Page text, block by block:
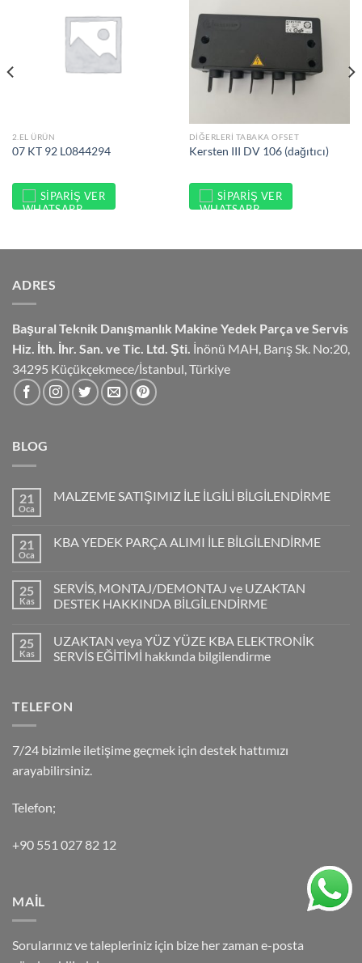
2.EL ÜRÜN
07 KT 92 L0844294
SIPARIŞ VER
DIĞERLERI TABAKA OFSET
Kersten III DV 106 (dağıtıcı)
SIPARIŞ VER
ADRES
Başural Teknik Danışmanlık Makine Yedek Parça ve Servis
Hiz. İth. İhr. San. ve Tic. Ltd. Şti. İnönü MAH, Barış Sk. No:20,
34295 Küçükçekmece/İstanbul, Türkiye
BLOG
21
Oca
MALZEME SATIŞIMIZ İLE İLGİLİ BİLGİLENDİRME
21
Oca
KBA YEDEK PARÇA ALIMI İLE BİLGİLENDİRME
25
Kas
SERVİS, MONTAJ/DEMONTAJ ve UZAKTAN
DESTEK HAKKINDA BİLGİLENDİRME
25
Kas
UZAKTAN veya YÜZ YÜZE KBA ELEKTRONİK
SERVİS EĞİTİMİ hakkında bilgilendirme
TELEFON
7/24 bizimle iletişime geçmek için destek hattımızı
arayabilirsiniz.
Telefon;
+90 551 027 82 12
MAİL
Sorularınız ve talepleriniz için bize her zaman e-posta